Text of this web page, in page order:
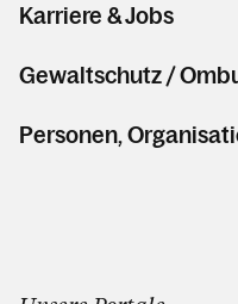
Karriere & Jobs
Gewaltschutz /
Personen,